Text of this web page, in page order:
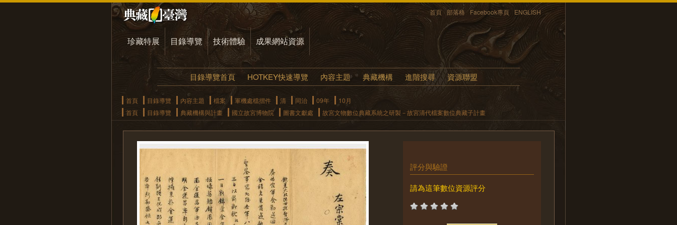
首頁 部落格 Facebook專頁 ENGLISH
珍藏特展 目錄導覽 技術體驗 成果網站資源
目錄導覽首頁 HOTKEY快速導覽 內容主題 典藏機構 進階搜尋 資源聯盟
首頁 目錄導覽 內容主題 檔案 軍機處檔摺件 清 同治 09年
10月
首頁
目錄導覽 典藏機構與計畫 國立故宮博物院 圖書文獻處 故宮文物數位典藏系統之研製－故宮清代檔案數位典藏子計畫
評分與驗證
請為這筆數位資源評分